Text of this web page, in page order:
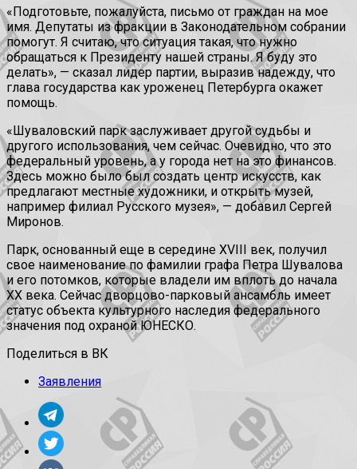
«Подготовьте, пожалуйста, письмо от граждан на мое
имя. Депутаты из фракции в Законодательном собрании
помогут. Я считаю, что ситуация такая, что нужно
обращаться к Президенту нашей страны. Я буду это
делать», — сказал лидер партии, выразив надежду, что
глава государства как уроженец Петербурга окажет
помощь.
«Шуваловский парк заслуживает другой судьбы и
другого использования, чем сейчас. Очевидно, что это
федеральный уровень, а у города нет на это финансов.
Здесь можно было был создать центр искусств, как
предлагают местные художники, и открыть музей,
например филиал Русского музея», — добавил Сергей
Миронов.
Парк, основанный еще в середине XVIII век, получил
свое наименование по фамилии графа Петра Шувалова
и его потомков, которые владели им вплоть до начала
XX века. Сейчас дворцово-парковый ансамбль имеет
статус объекта культурного наследия федерального
значения под охраной ЮНЕСКО.
Поделиться в ВК
Заявления